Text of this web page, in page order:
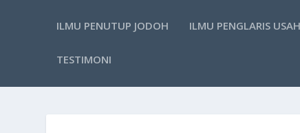
ILMU PENUTUP JODOH ILMU PENGLARIS
TESTIMONI